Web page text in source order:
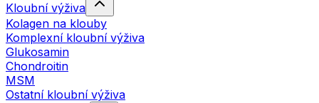
Kloubní výživa
Kolagen na klouby
Komplexní kloubní výživa
Glukosamin
Chondroitin
MSM
Ostatní kloubní výživa